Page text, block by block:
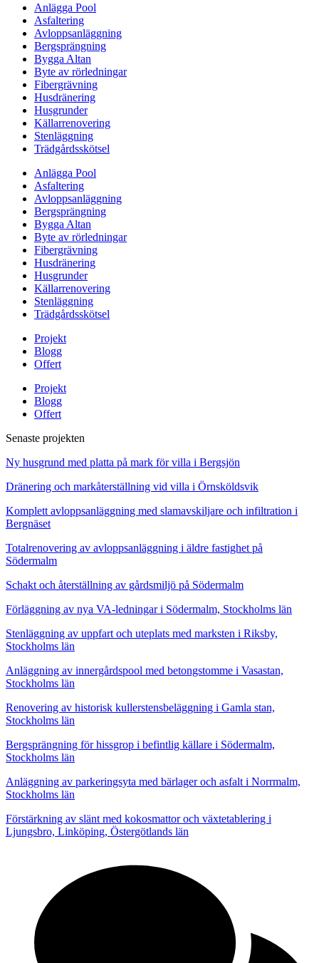
Anlägga Pool
Asfaltering
Avloppsanläggning
Bergsprängning
Bygga Altan
Byte av rörledningar
Fibergrävning
Husdränering
Husgrunder
Källarrenovering
Stenläggning
Trädgårdsskötsel
Anlägga Pool
Asfaltering
Avloppsanläggning
Bergsprängning
Bygga Altan
Byte av rörledningar
Fibergrävning
Husdränering
Husgrunder
Källarrenovering
Stenläggning
Trädgårdsskötsel
Projekt
Blogg
Offert
Projekt
Blogg
Offert
Senaste projekten
Ny husgrund med platta på mark för villa i Bergsjön
Dränering och markåterställning vid villa i Örnsköldsvik
Komplett avloppsanläggning med slamavskiljare och infiltration i
Bergnäset
Totalrenovering av avloppsanläggning i äldre fastighet på
Södermalm
Schakt och återställning av gårdsmiljö på Södermalm
Förläggning av nya VA-ledningar i Södermalm, Stockholms län
Stenläggning av uppfart och uteplats med marksten i Riksby,
Stockholms län
Anläggning av innergårdspool med betongstomme i Vasastan,
Stockholms län
Renovering av historisk kullerstensbeläggning i Gamla stan,
Stockholms län
Bergsprängning för hissgrop i befintlig källare i Södermalm,
Stockholms län
Anläggning av parkeringsyta med bärlager och asfalt i Norrmalm,
Stockholms län
Förstärkning av slänt med kokosmattor och växtetablering i
Ljungsbro, Linköping, Östergötlands län